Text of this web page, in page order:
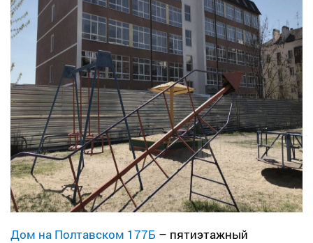
Дом на Полтавском 177Б – пятиэтажный